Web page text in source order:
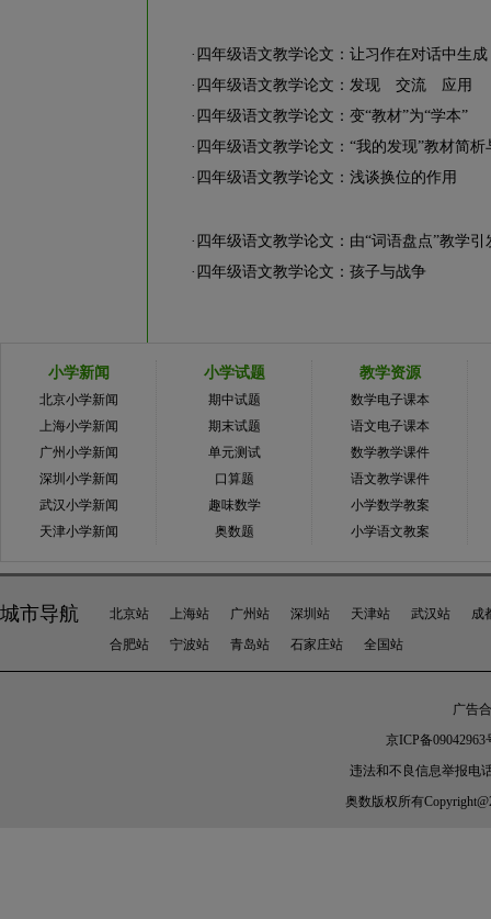
· 四年级语文教学论文：让习作在对话中生成
· 四年级语文教学论文：发现 交流 应用
· 四年级语文教学论文：变“教材”为“学本”
· 四年级语文教学论文：“我的发现”教材简析
· 四年级语文教学论文：浅谈换位的作用
· 四年级语文教学论文：由“词语盘点”教学引
· 四年级语文教学论文：孩子与战争
小学新闻
北京小学新闻
上海小学新闻
广州小学新闻
深圳小学新闻
武汉小学新闻
天津小学新闻
小学试题
期中试题
期末试题
单元测试
口算题
趣味数学
奥数题
教学资源
数学电子课本
语文电子课本
数学教学课件
语文教学课件
小学数学教案
小学语文教案
城市导航 北京站 上海站 广州站 深圳站 天津站 武汉站
成
合肥站
宁波站 青岛站 石家庄站 全国站
广告
京ICP备09042963
违法和不良信息举报电
奥数 版权所有